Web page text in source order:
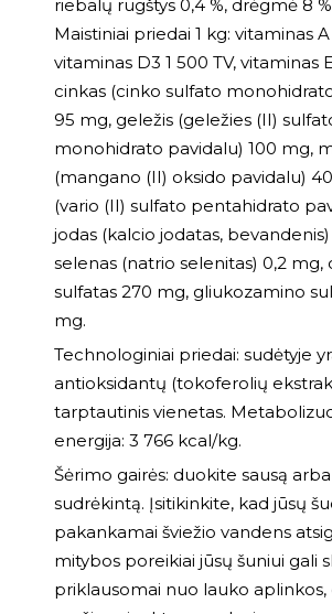
riebalų rūgštys 0,4 %, drėgmė 8
Maistiniai priedai 1 kg: vitaminas A
vitaminas D3 1 500 TV, vitaminas
cinkas (cinko sulfato
95 mg, geležis (geležies (II)
monohidrato pavidalu) 100 mg,
(mangano (II) oksido pavidalu)
(vario (II) sulfato pentahidrato
jodas (kalcio jodatas,
selenas (natrio selenitas) 0,2
sulfatas 270 mg, gliukozamino
mg.
Technologiniai priedai: sudėtyje
antioksidantų (tokoferolių
tarptautinis vienetas.
energija: 3 766 kcal/kg.
Šėrimo gairės: duokite sausą
sudrėkintą. Įsitikinkite, kad jūsų
pakankamai šviežio vandens
mitybos poreikiai jūsų šuniui gali
priklausomai nuo lauko aplinkos,